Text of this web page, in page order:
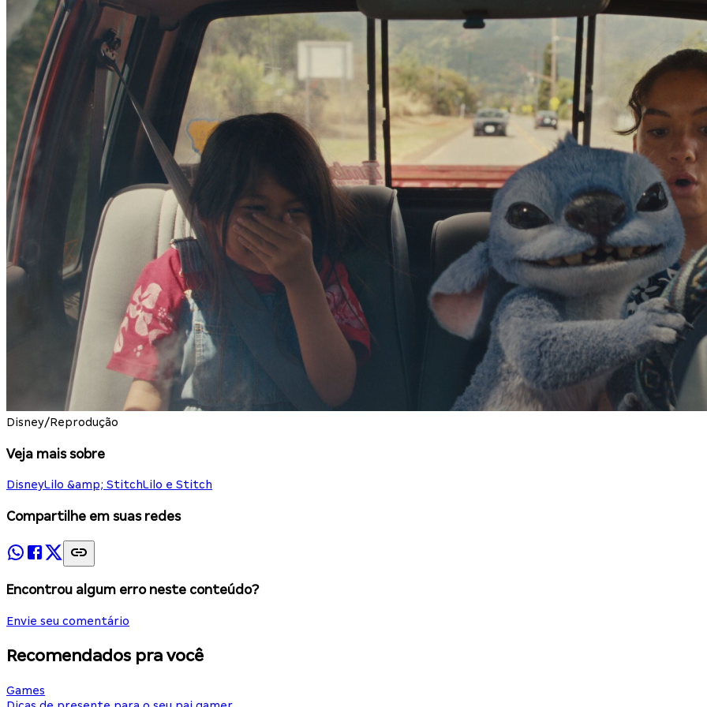
Disney/Reprodução
Veja mais sobre
DisneyLilo &amp; StitchLilo e Stitch
Compartilhe em suas redes
Encontrou algum erro neste conteúdo?
Envie seu comentário
Recomendados pra você
Games